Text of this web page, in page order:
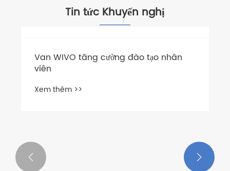
Tin tức Khuyến nghị
Van WIVO tăng cường đào tạo nhân
viên
Xem thêm >>
 